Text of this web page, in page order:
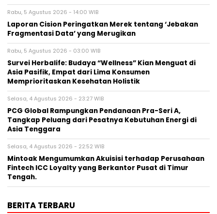
Rabu, 5 Agustus 2026 - 14:00 WIB
Laporan Cision Peringatkan Merek tentang ‘Jebakan
Fragmentasi Data’ yang Merugikan
Rabu, 5 Agustus 2026 - 03:00 WIB
Survei Herbalife: Budaya “Wellness” Kian Menguat di
Asia Pasifik, Empat dari Lima Konsumen
Memprioritaskan Kesehatan Holistik
Selasa, 4 Agustus 2026 - 23:27 WIB
PCG Global Rampungkan Pendanaan Pra-Seri A,
Tangkap Peluang dari Pesatnya Kebutuhan Energi di
Asia Tenggara
Selasa, 4 Agustus 2026 - 22:52 WIB
Mintoak Mengumumkan Akuisisi terhadap Perusahaan
Fintech ICC Loyalty yang Berkantor Pusat di Timur
Tengah.
BERITA TERBARU